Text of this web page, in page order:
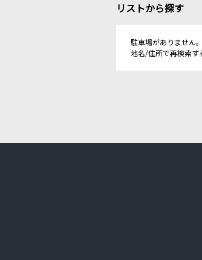
リストから探す
駐車場がありません。
地名/住所で再検索す